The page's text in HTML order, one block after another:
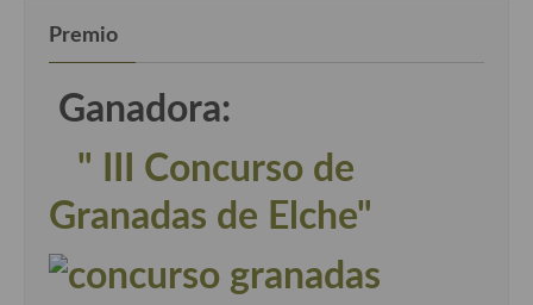
Premio
Ganadora:
" III Concurso de
Granadas de Elche"